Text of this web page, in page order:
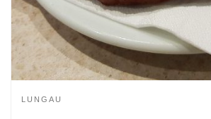
LUNGAU